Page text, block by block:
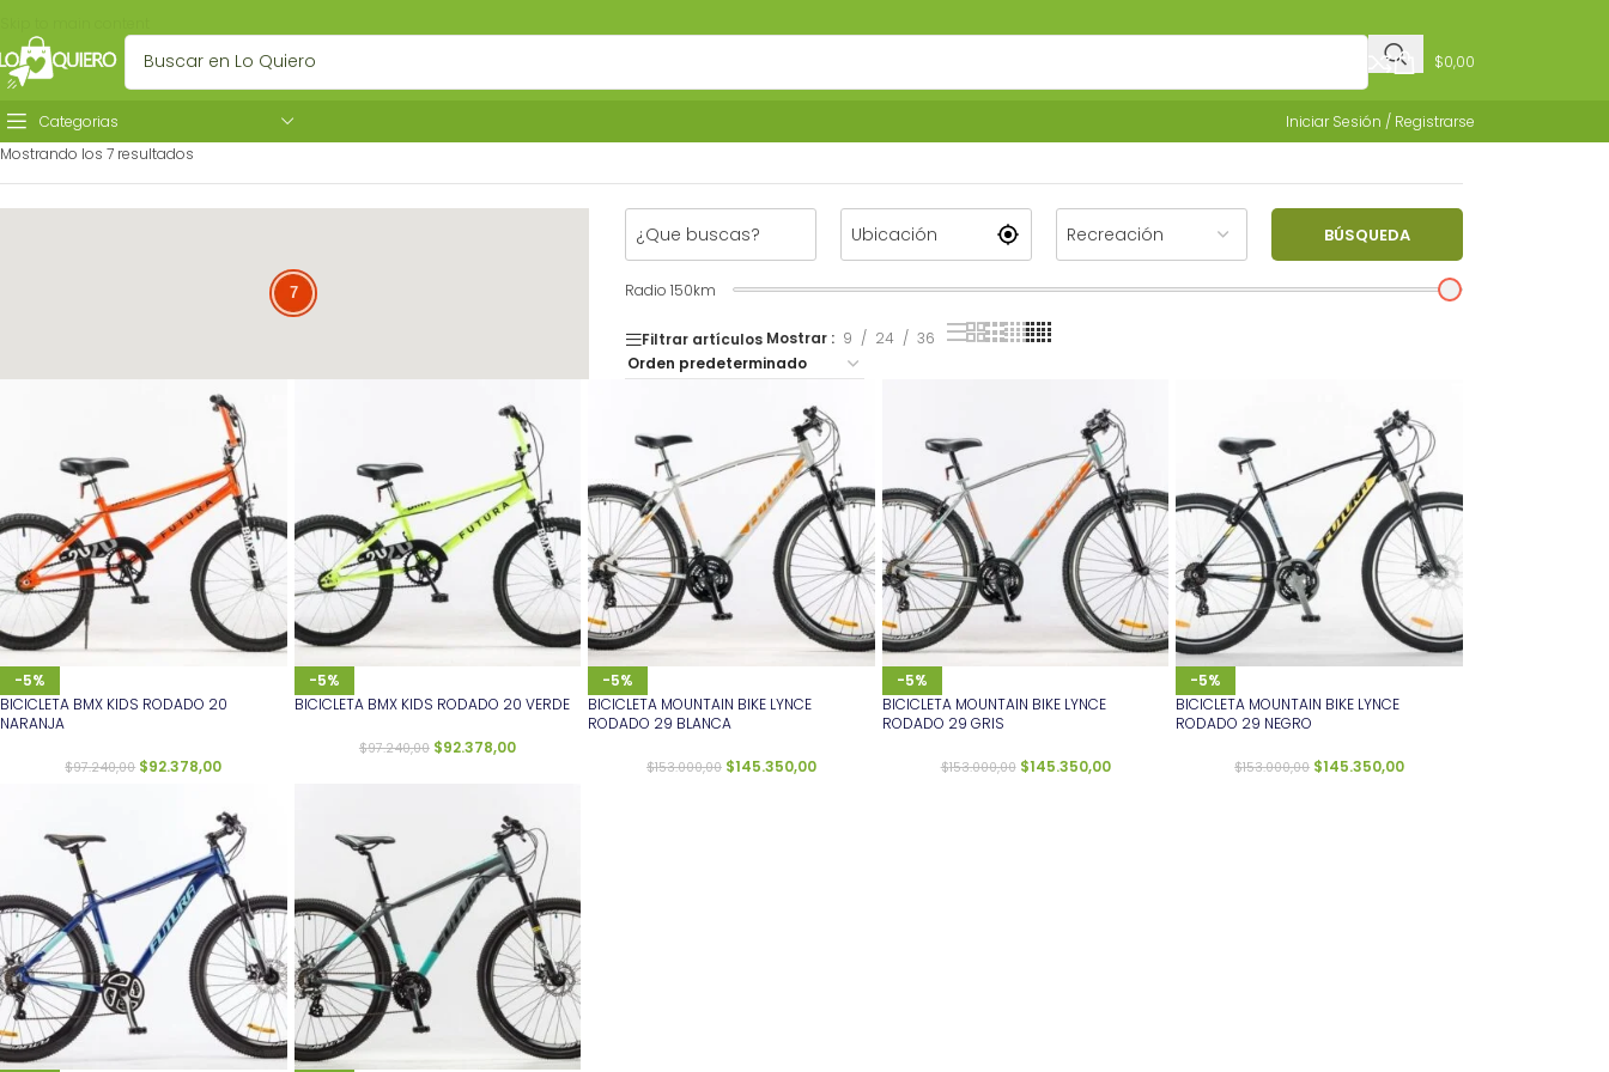
$0,00
Categorias
Iniciar Sesión / Registrarse
Mostrando los 7 resultados
7
7
BÚSQUEDA
Radio 150km
Filtrar artículos Mostrar 9 24 36
-5%
BICICLETA BMX KIDS RODADO 20
NARANJA
$97.240,00 $92.378,00
-5%
BICICLETA BMX KIDS RODADO 20 VERDE
$97.240,00 $92.378,00
-5%
BICICLETA MOUNTAIN BIKE LYNCE
RODADO 29 BLANCA
$153.000,00 $145.350,00
-5%
BICICLETA MOUNTAIN BIKE LYNCE
RODADO 29 GRIS
$153.000,00 $145.350,00
-5%
BICICLETA MOUNTAIN BIKE LYNCE
RODADO 29 NEGRO
$153.000,00 $145.350,00